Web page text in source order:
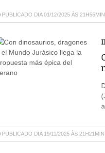
PUBLICADO DIA 01/12/2025 ÀS
PUBLICADO DIA 19/11/2025 ÀS 21H21MIN